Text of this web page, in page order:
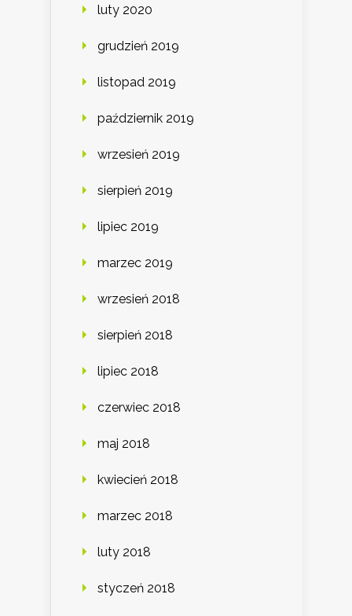
luty 2020
grudzień 2019
listopad 2019
październik 2019
wrzesień 2019
sierpień 2019
lipiec 2019
marzec 2019
wrzesień 2018
sierpień 2018
lipiec 2018
czerwiec 2018
maj 2018
kwiecień 2018
marzec 2018
luty 2018
styczeń 2018